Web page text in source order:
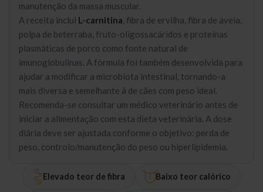
manutenção da massa muscular.
A receita inclui L-carnitina , fibra de ervilha, fibra de aveia,
polpa de beterraba, fruto-oligossacáridos e proteínas
plasmáticas de porco como fonte natural de
imunoglobulinas. A fórmula foi também desenvolvida para
ajudar a modificar a microbiota intestinal, tornando-a
mais diversa e semelhante à de cães com peso ideal.
Recomenda-se consultar um médico veterinário antes de
iniciar a alimentação com esta dieta veterinária. A dose
diária deve ser ajustada conforme o objetivo: perda de
peso, controlo/manutenção do peso ou hiperlipidemia.
Elevado teor de fibra Baixo teor calórico